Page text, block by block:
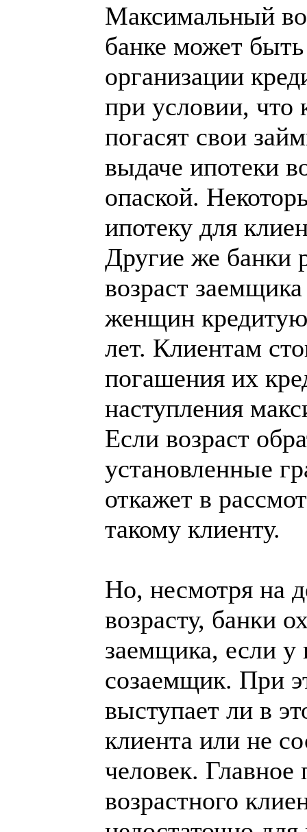
Максимальный
банке может
организации
при условии, что
погасят свои
выдаче ипотеки
опаской.
ипотеку для
Другие же банки
возраст
женщин
лет. Клиентам
погашения их
наступления
Если возраст
установленные
откажет в
такому клиенту.
Но, несмотря на
возрасту, банки
заемщика, если у
созаемщик. При
выступает ли в
клиента или не
человек.
возрастного